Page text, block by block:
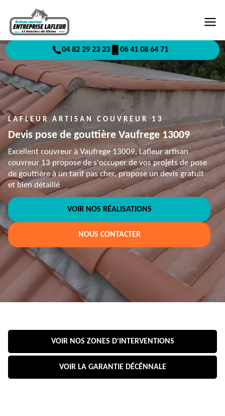
04 82 29 23 23 06 41 08 64 71
LAFLEUR ARTISAN COUVREUR 13
Devis pose de gouttière Vaufrege 13009
Excellent couvreur à Vaufrege 13009, Lafleur artisan
couvreur 13 propose de s'occuper de vos projets de pose
de gouttière à un tarif pas cher, propose un devis gratuit
et bien détaillé
VOIR NOS RÉALISATIONS
NOUS CONTACTER
VOIR NOS ZONES D'INTERVENTIONS
VOIR LA GARANTIE DÉCÉNNALE